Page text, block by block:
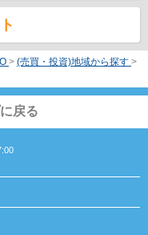
> (売買・投資)地域から探す >
戻る